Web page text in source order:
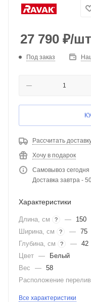
27 790 ₽/шт
Под заказ
Рассчитать
Хочу в подарок
Самовывоз сегодня
Доставка завтра -
Характеристики
Длина, см ? —
150
Ширина, см
? — 75
Глубина, см
? — 42
Цвет —
Белый
Вес
— 58
Расположение
Все характеристики